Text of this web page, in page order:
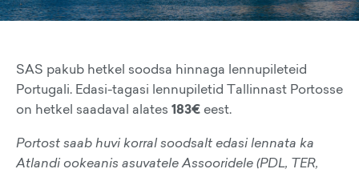
SAS pakub hetkel soodsa hinnaga lennupileteid
Portugali. Edasi-tagasi lennupiletid Tallinnast Portosse
on hetkel saadaval alates 183€ eest.
Portost saab huvi korral soodsalt edasi lennata ka
Atlandi ookeanis asuvatele Assooridele (PDL, TER,